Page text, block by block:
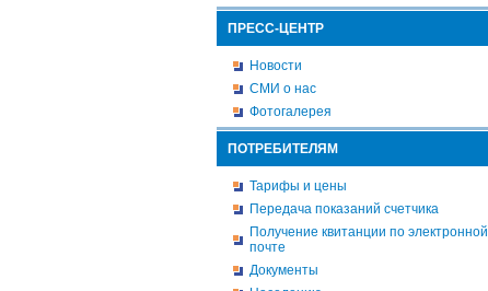
ПРЕСС-ЦЕНТР
Новости
СМИ о нас
Фотогалерея
ПОТРЕБИТЕЛЯМ
Тарифы и цены
Передача показаний счетчика
Получение квитанции по электронной
почте
Документы